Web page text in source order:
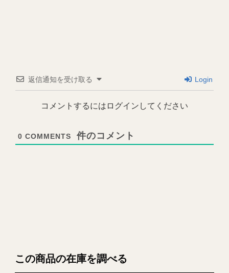
この商品の在庫を調べる
返信通知を受け取る Login
コメントするにはログインしてください
0 COMMENTS